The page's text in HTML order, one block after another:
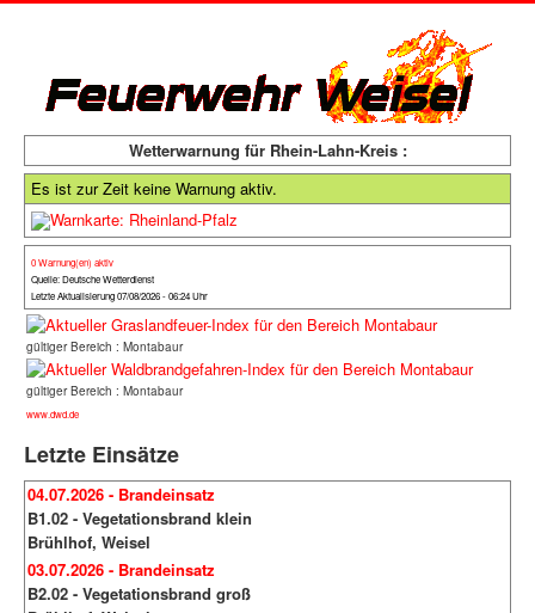
Wetterwarnung für Rhein-Lahn-Kreis :
Es ist zur Zeit keine Warnung aktiv.
0 Warnung(en) aktiv
Quelle: Deutsche Wetterdienst
Letzte Aktualisierung 07/08/2026 - 06:24 Uhr
gültiger Bereich : Montabaur
gültiger Bereich : Montabaur
www.dwd.de
Letzte Einsätze
04.07.2026 - Brandeinsatz
B1.02 - Vegetationsbrand klein
Brühlhof, Weisel
03.07.2026 - Brandeinsatz
B2.02 - Vegetationsbrand groß